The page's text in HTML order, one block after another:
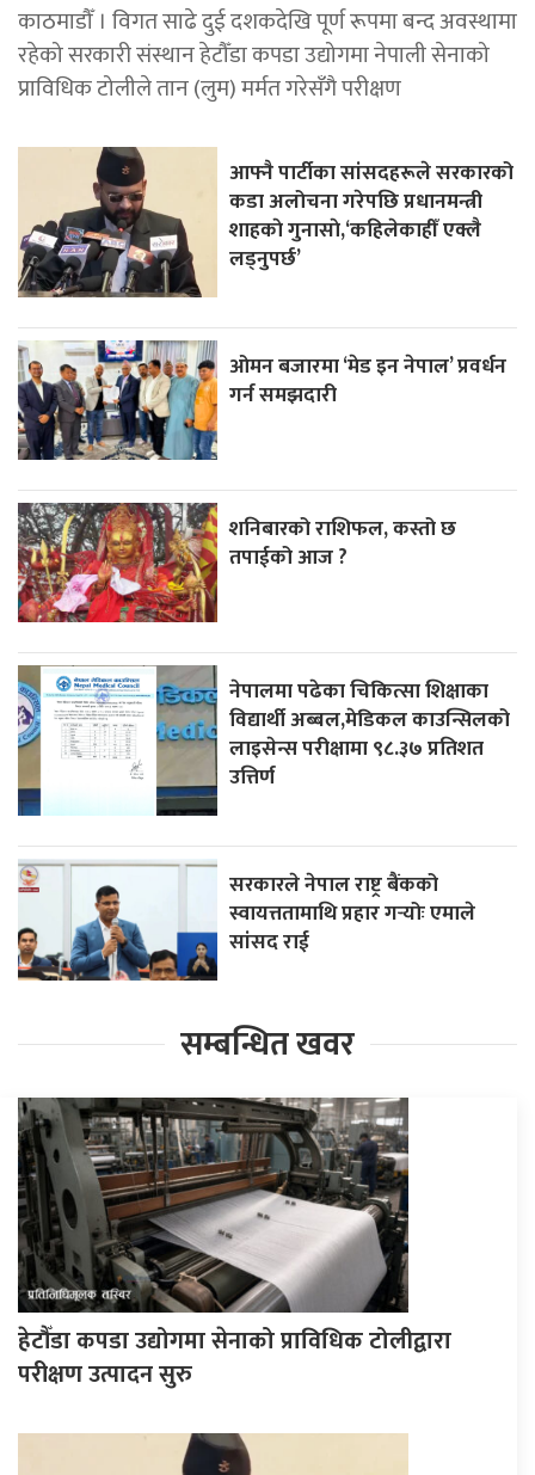
काठमाडौँ । विगत साढे दुई दशकदेखि पूर्ण रूपमा बन्द अवस्थामा
रहेको सरकारी संस्थान हेटौँडा कपडा उद्योगमा नेपाली सेनाको
प्राविधिक टोलीले तान (लुम) मर्मत गरेसँगै परीक्षण
आफ्नै पार्टीका सांसदहरूले सरकारको
कडा अलोचना गरेपछि प्रधानमन्त्री
शाहकाे गुनासाे,‘कहिलेकाहीँ एक्लै
लड्नुपर्छ’
ओमन बजारमा ‘मेड इन नेपाल’ प्रवर्धन
गर्न समझदारी
शनिबारको राशिफल, कस्तो छ
तपाईको आज ?
नेपालमा पढेका चिकित्सा शिक्षाका
विद्यार्थी अब्बल,मेडिकल काउन्सिलको
लाइसेन्स परीक्षामा ९८.३७ प्रतिशत
उत्तिर्ण
सरकारले नेपाल राष्ट्र बैंकको
स्वायत्ततामाथि प्रहार गर्‍योः एमाले
सांसद राई
सम्बन्धित खवर
हेटौँडा कपडा उद्योगमा सेनाको प्राविधिक टोलीद्वारा
परीक्षण उत्पादन सुरु